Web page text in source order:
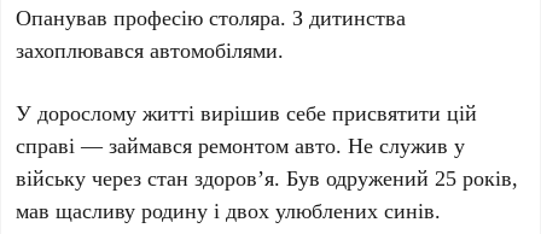
Опанував професію столяра. З дитинства
захоплювався автомобілями.
У дорослому житті вирішив себе присвятити цій
справі — займався ремонтом авто. Не служив у
війську через стан здоров’я. Був одружений 25 років,
мав щасливу родину і двох улюблених синів.